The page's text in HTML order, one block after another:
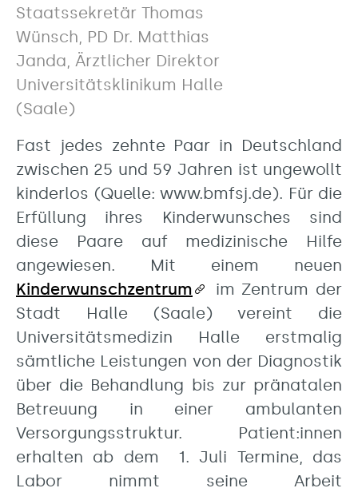
Staatssekretär Thomas
Wünsch, PD Dr. Matthias
Janda, Ärztlicher Direktor
Universitätsklinikum Halle
(Saale)
Fast jedes zehnte Paar in Deutschland
zwischen 25 und 59 Jahren ist ungewollt
kinderlos (Quelle: www.bmfsj.de). Für die
Erfüllung ihres Kinderwunsches sind
diese Paare auf medizinische Hilfe
angewiesen. Mit einem neuen
Kinderwunschzentrum
im Zentrum der
Stadt Halle (Saale) vereint die
Universitätsmedizin Halle erstmalig
sämtliche Leistungen von der Diagnostik
über die Behandlung bis zur pränatalen
Betreuung in einer ambulanten
Versorgungsstruktur. Patient:innen
erhalten ab dem 1. Juli Termine, das
Labor nimmt seine Arbeit